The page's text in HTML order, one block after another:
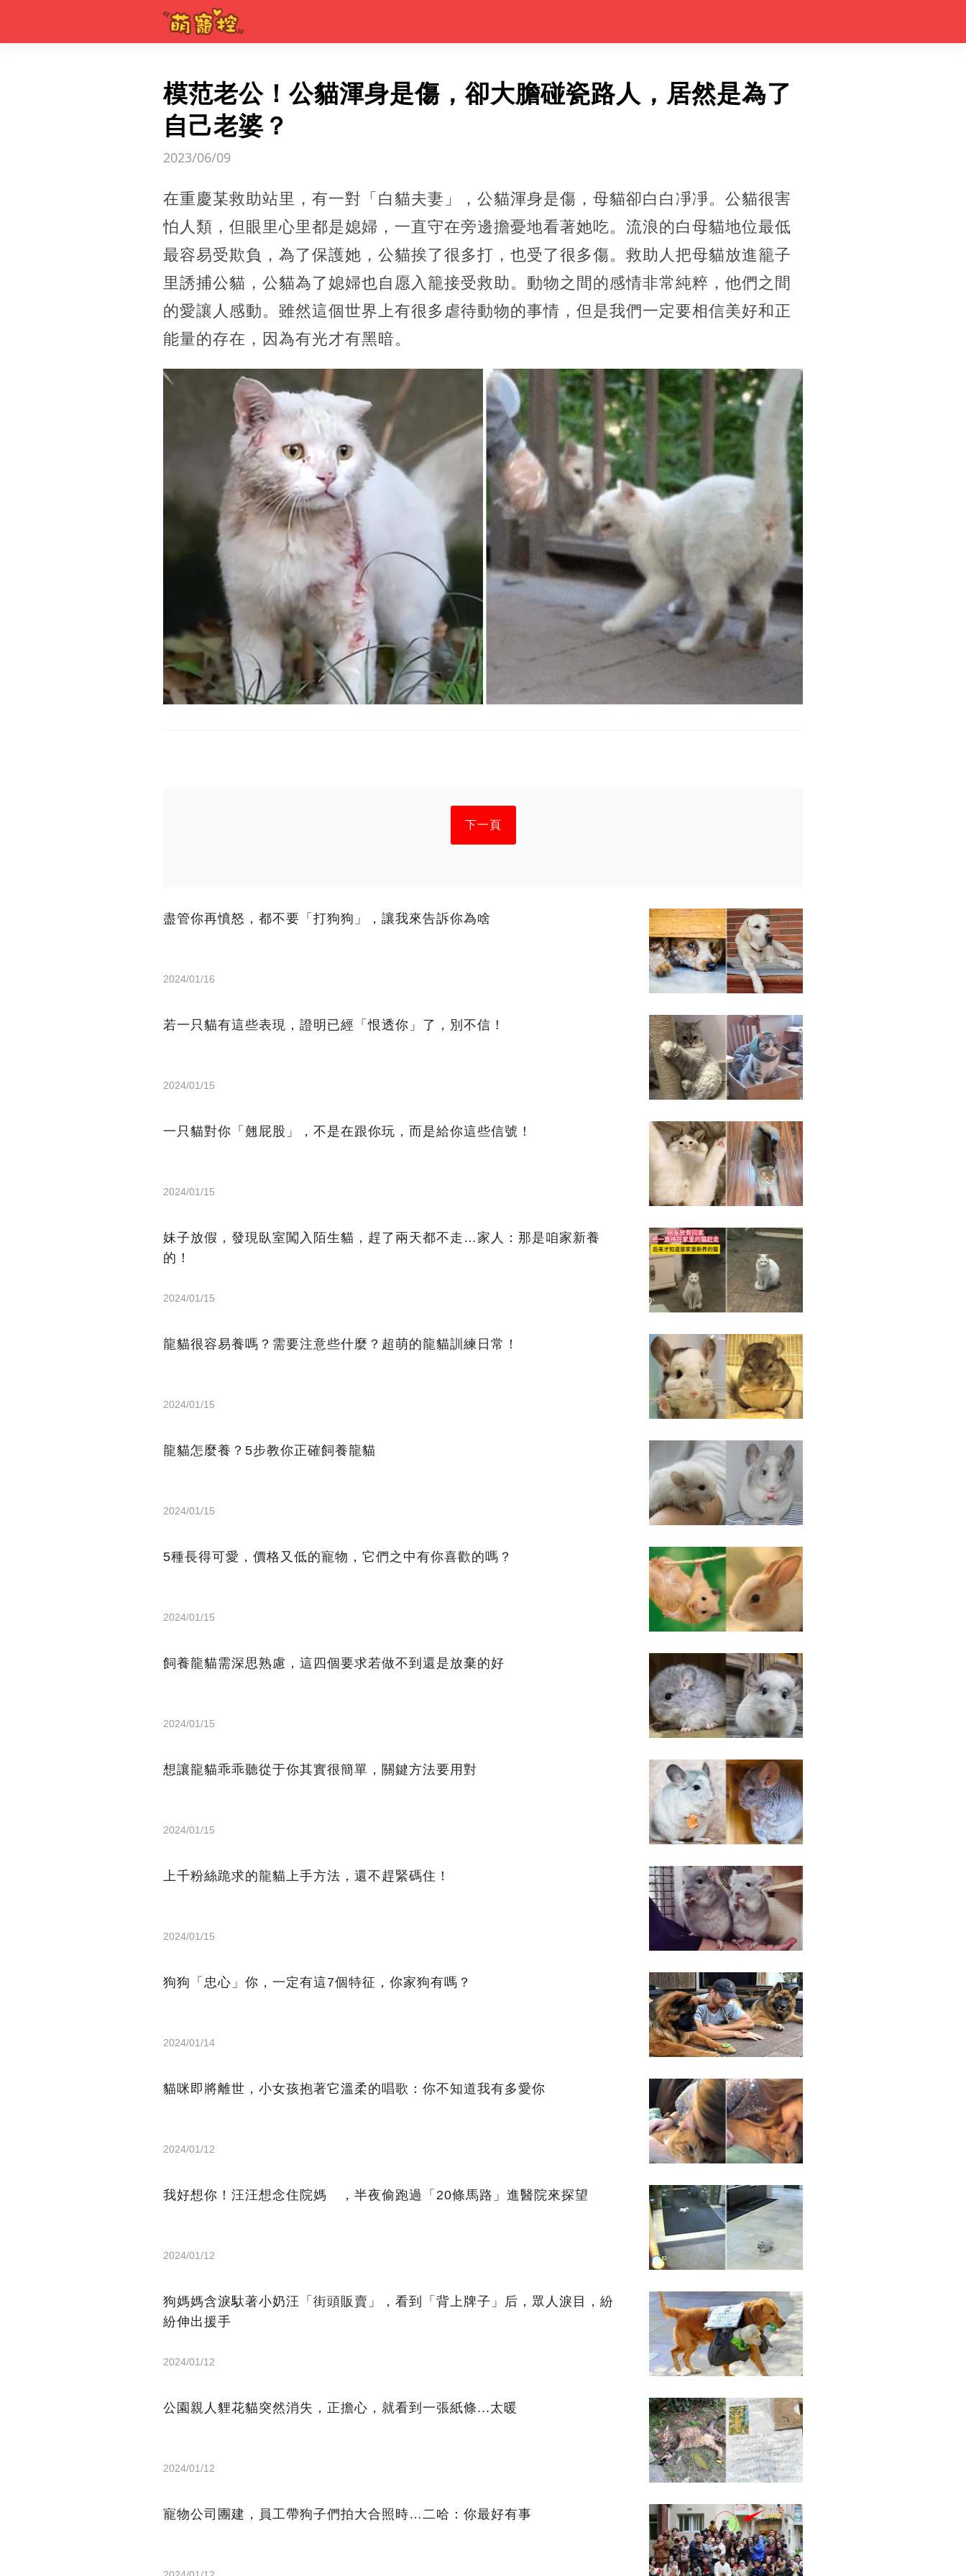
模范老公！公貓渾身是傷，卻大膽碰瓷路人，居然是為了
自己老婆？
2023/06/09
在重慶某救助站里，有一對「白貓夫妻」，公貓渾身是傷，母貓卻白白凈凈。公貓很害
怕人類，但眼里心里都是媳婦，一直守在旁邊擔憂地看著她吃。流浪的白母貓地位最低
最容易受欺負，為了保護她，公貓挨了很多打，也受了很多傷。救助人把母貓放進籠子
里誘捕公貓，公貓為了媳婦也自愿入籠接受救助。動物之間的感情非常純粹，他們之間
的愛讓人感動。雖然這個世界上有很多虐待動物的事情，但是我們一定要相信美好和正
能量的存在，因為有光才有黑暗。
下一頁
盡管你再憤怒，都不要「打狗狗」，讓我來告訴你為啥
2024/01/16
若一只貓有這些表現，證明已經「恨透你」了，別不信！
2024/01/15
一只貓對你「翹屁股」，不是在跟你玩，而是給你這些信號！
2024/01/15
妹子放假，發現臥室闖入陌生貓，趕了兩天都不走…家人：那是咱家新養
的！
2024/01/15
龍貓很容易養嗎？需要注意些什麼？超萌的龍貓訓練日常！
2024/01/15
龍貓怎麼養？5步教你正確飼養龍貓
2024/01/15
5種長得可愛，價格又低的寵物，它們之中有你喜歡的嗎？
2024/01/15
飼養龍貓需深思熟慮，這四個要求若做不到還是放棄的好
2024/01/15
想讓龍貓乖乖聽從于你其實很簡單，關鍵方法要用對
2024/01/15
上千粉絲跪求的龍貓上手方法，還不趕緊碼住！
2024/01/15
狗狗「忠心」你，一定有這7個特征，你家狗有嗎？
2024/01/14
貓咪即將離世，小女孩抱著它溫柔的唱歌：你不知道我有多愛你
2024/01/12
我好想你！汪汪想念住院媽 ，半夜偷跑過「20條馬路」進醫院來探望
2024/01/12
狗媽媽含淚馱著小奶汪「街頭販賣」，看到「背上牌子」后，眾人淚目，紛
紛伸出援手
2024/01/12
公園親人貍花貓突然消失，正擔心，就看到一張紙條...太暖
2024/01/12
寵物公司團建，員工帶狗子們拍大合照時…二哈：你最好有事